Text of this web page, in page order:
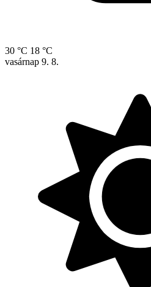
30 °C 18 °C
vasárnap 9. 8.